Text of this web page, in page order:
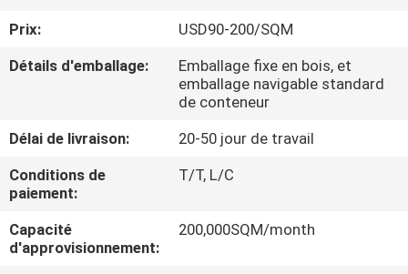
CONTRÔLE
DE
NOUS
NOUVELLES
Prix:
USD90-200/SQM
Détails d'emballage:
Emballage fixe en bois, et
emballage navigable standard
de conteneur
Délai de livraison:
20-50 jour de travail
Conditions de
paiement:
T/T, L/C
Capacité
d'approvisionnement:
200,000SQM/month